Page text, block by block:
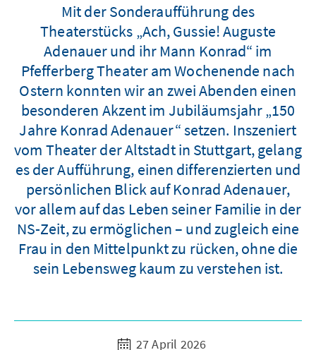
Mit der Sonderaufführung des
Theaterstücks „Ach, Gussie! Auguste
Adenauer und ihr Mann Konrad“ im
Pfefferberg Theater am Wochenende nach
Ostern konnten wir an zwei Abenden einen
besonderen Akzent im Jubiläumsjahr „150
Jahre Konrad Adenauer“ setzen. Inszeniert
vom Theater der Altstadt in Stuttgart, gelang
es der Aufführung, einen differenzierten und
persönlichen Blick auf Konrad Adenauer,
vor allem auf das Leben seiner Familie in der
NS-Zeit, zu ermöglichen – und zugleich eine
Frau in den Mittelpunkt zu rücken, ohne die
sein Lebensweg kaum zu verstehen ist.
27 April 2026